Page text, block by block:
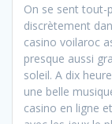
On se sent tout-
discrètement
casino voilaroc
presque aussi
soleil. A dix
une belle
casino en ligne